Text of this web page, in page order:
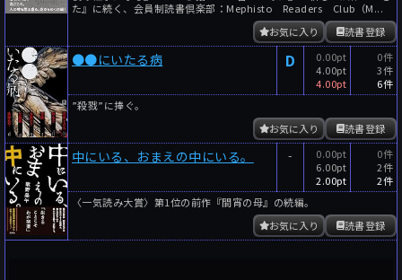
た』に続く、会員制読書倶楽部：Mephisto Readers Club（M...
読書登録
お気に入り
●●にいたる病 D
0.00pt
4.00pt
4.00pt
0件
3件
6件
”殺戮”に捧ぐ。
読書登録
お気に入り
中にいる、おまえの中にいる。 -
0.00pt
6.00pt
2.00pt
0件
2件
2件
〈一気読み大賞〉第1位の前作『間宵の母』の続編。
読書登録
お気に入り